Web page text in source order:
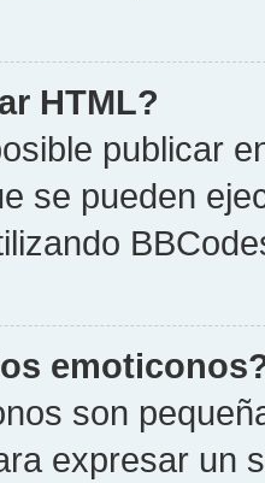
HTML?
publicar
se pueden
son
expresar un